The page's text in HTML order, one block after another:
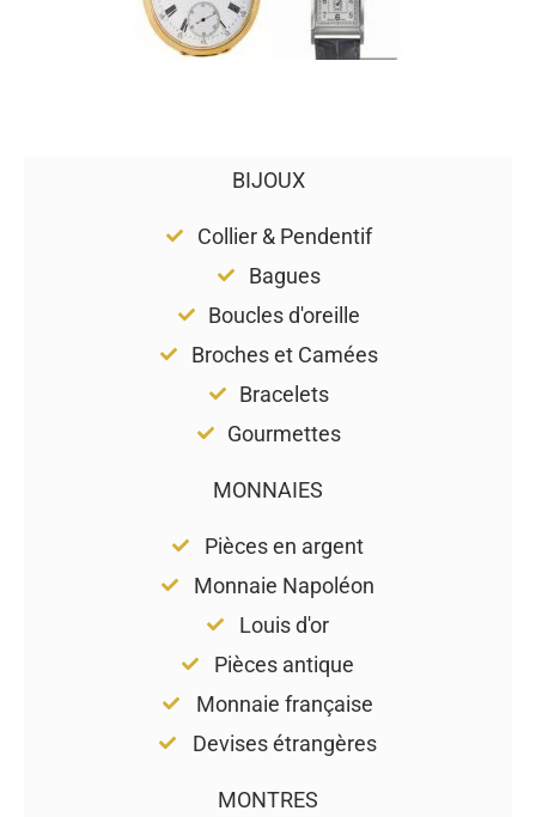
BIJOUX
Collier & Pendentif
Bagues
Boucles d'oreille
Broches et Camées
Bracelets
Gourmettes
MONNAIES
Pièces en argent
Monnaie Napoléon
Louis d'or
Pièces antique
Monnaie française
Devises étrangères
MONTRES